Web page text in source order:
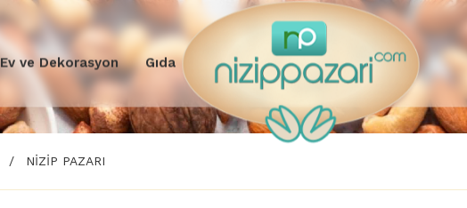
Ev ve Dekorasyon Gıda
NİZİP PAZARI